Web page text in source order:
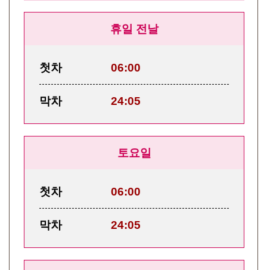
휴일 전날
첫차 06:00
막차 24:05
토요일
첫차 06:00
막차 24:05